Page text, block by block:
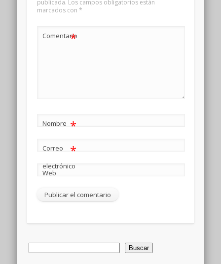
publicada. Los campos obligatorios están
marcados con *
Comentario
*
Nombre *
Correo
electrónico
*
Web
Buscar